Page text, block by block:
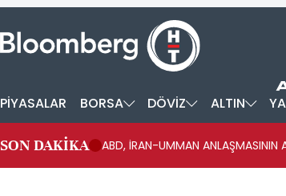
PİYASALAR BORSA DÖVİZ ALTIN
SON DAKİKA ABD, İRAN-UMMAN ANLAŞMASININ